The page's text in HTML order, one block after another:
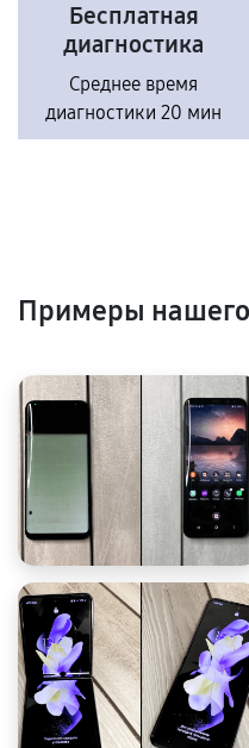
Бесплатная
диагностика
Среднее время
диагностики 20 мин
Примеры